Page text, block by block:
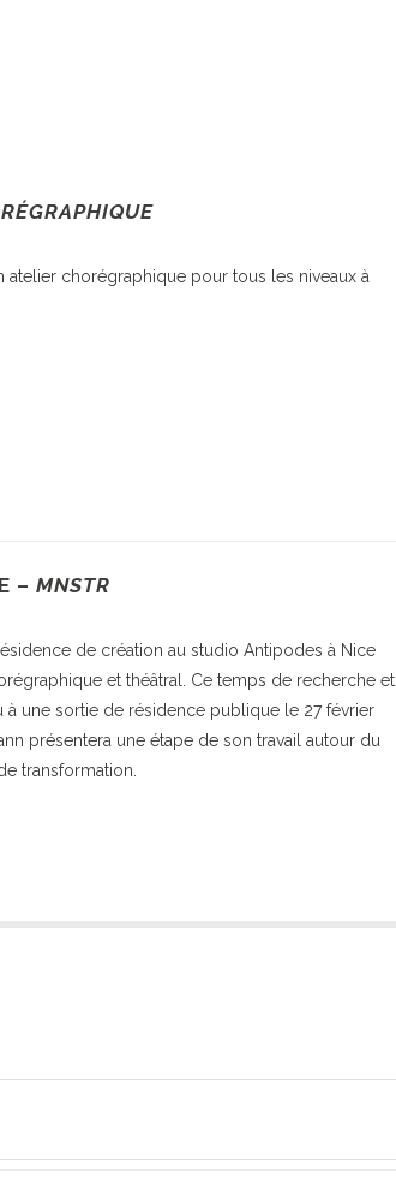
atelier chorégraphique pour tous les niveaux à
– MNSTR
de création au studio Antipodes à Nice
et théâtral. Ce temps de recherche et
à une sortie de résidence publique le 27 février
présentera une étape de son travail autour du
transformation.